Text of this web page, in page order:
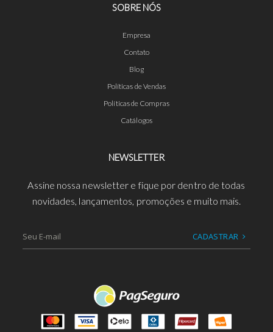
SOBRE NÓS
Empresa
Contato
Blog
Políticas de Vendas
Políticas de Compras
Catálogos
NEWSLETTER
Assine nossa newsletter e fique por dentro de todas
novidades, lançamentos, promoções e muito mais.
CADASTRAR